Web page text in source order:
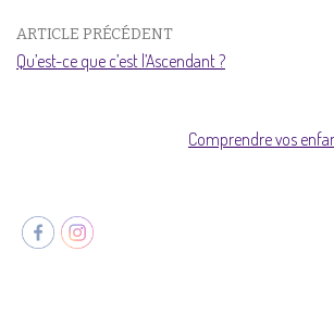
ARTICLE PRÉCÉDENT
Qu’est-ce que c’est l’Ascendant ?
Comprendre vos